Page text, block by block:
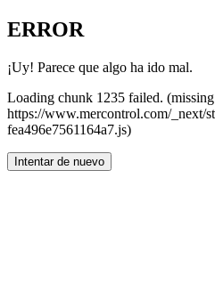
ERROR
¡Uy! Parece que algo ha ido mal.
Loading chunk 1235 failed.
https://www.mercontrol.com/_next/
fea496e7561164a7.js)
Intentar de nuevo